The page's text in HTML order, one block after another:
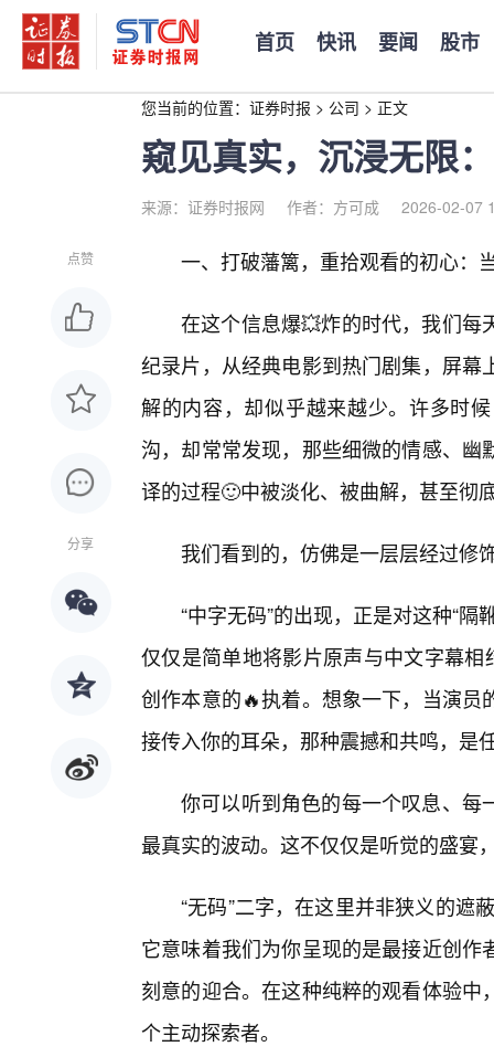
首页 快讯 要闻 股市
您当前的位置： 证券时报 > 公司 > 正文
窥见真实，沉浸无限
来源：证券时报网 作者：方可成 2026-02-07
点赞
分享
一、打破藩篱，重拾观看的初心：
在这个信息爆💥炸的时代，我们每
纪录片，从经典电影到热门剧集，屏
解的内容，却似乎越来越少。许多时
沟，却常常发现，那些细微的情感、
译的过程🙂中被淡化、被曲解，甚至彻
我们看到的，仿佛是一层层经过修
“中字无码”的出现，正是对这种“
仅仅是简单地将影片原声与中文字幕
创作本意的🔥执着。想象一下，当演
接传入你的耳朵，那种震撼和共鸣，是
你可以听到角色的每一个叹息、每
最真实的波动。这不仅仅是听觉的盛宴
“无码”二字，在这里并非狭义的遮
它意味着我们为你呈现的是最接近创
刻意的迎合。在这种纯粹的观看体验
个主动探索者。